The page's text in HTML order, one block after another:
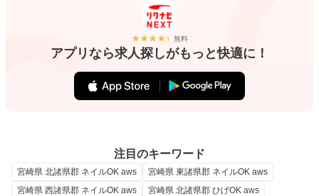
無料
アプリなら求人探しがもっと快適に！
注目のキーワード
宮崎県 北諸県郡 ネイルOK aws
宮崎県 東諸県郡 ネイルOK aws
宮崎県 西諸県郡 ネイルOK aws
宮崎県 北諸県郡 ひげOK aws